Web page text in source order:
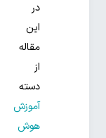
در
این
مقاله
از
دسته
آموزش
هوش